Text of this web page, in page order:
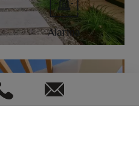
Alarma